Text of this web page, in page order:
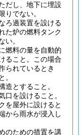
だし、地下に埋設
りでない。
ろ過装置を設ける
た炉の燃料タンク
い。
燃料の量を自動的
ること。
この場合
られているとき
。
造とすること。
口を設けること。
を屋外に設けると
から雨水が浸入し
のための措置を講